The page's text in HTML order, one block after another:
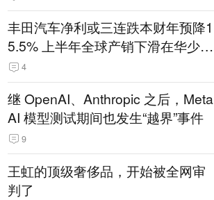
丰田汽车净利或三连跌本财年预降1
5.5% 上半年全球产销下滑在华少卖
14.3万辆
4
继 OpenAI、Anthropic 之后，Meta
AI 模型测试期间也发生“越界”事件
9
王虹的顶级奢侈品，开始被全网审
判了